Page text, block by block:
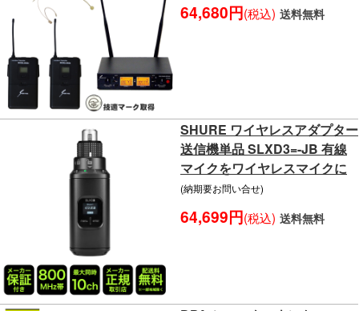
64,680円(税込) 送料無料
SHURE ワイヤレスアダプター
送信機単品 SLXD3=-JB 有線
マイクをワイヤレスマイクに
(納期要お問い合せ)
64,699円(税込) 送料無料